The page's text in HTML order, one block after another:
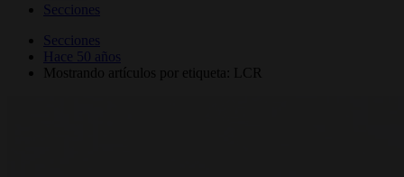
Secciones
Secciones
Hace 50 años
Mostrando artículos por etiqueta: LCR